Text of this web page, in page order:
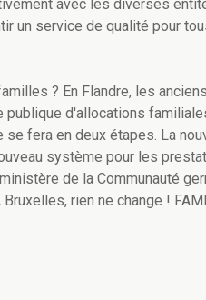
avec les diverses
un service de qualité pour
? En Flandre, les
publique d'allocations
se fera en deux étapes. La
système pour les
de la Communauté
rien ne change !